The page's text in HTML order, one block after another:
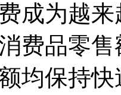
成为越
费品零
均保持